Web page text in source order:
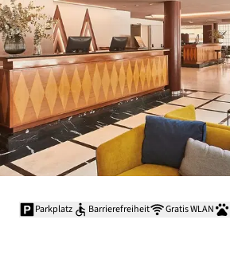
Parkplatz Barrierefreiheit Gratis WLAN